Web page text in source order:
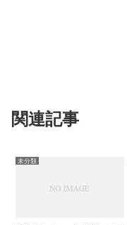
関連記事
未分類